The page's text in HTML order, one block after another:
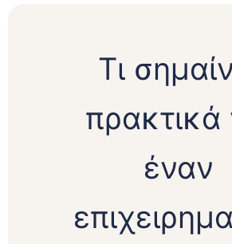
Τι
πρακτικά
έναν